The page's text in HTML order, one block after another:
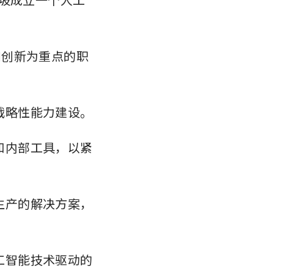
新为重点的职
性能力建设。
部工具，以紧
的解决方案，
能技术驱动的